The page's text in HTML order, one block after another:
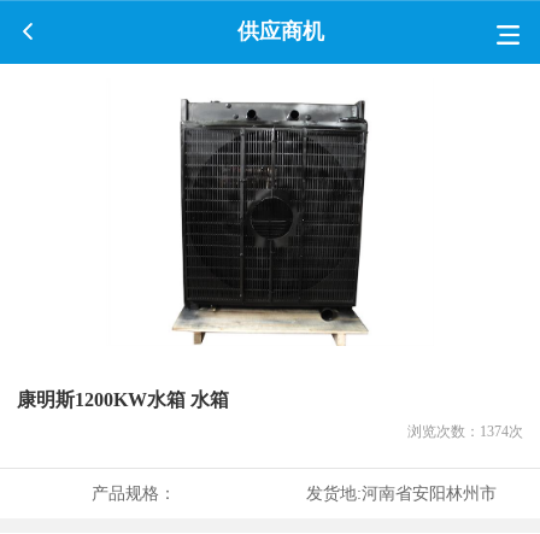
供应商机
康明斯1200KW水箱 水箱
浏览次数： 1374次
产品规格： 发货地:河南省安阳林州市